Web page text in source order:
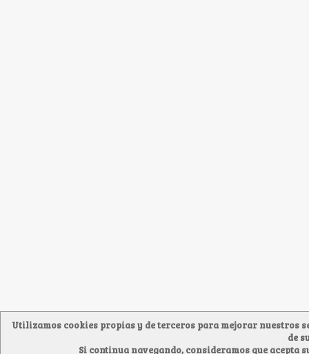
Utilizamos cookies propias y de terceros para mejorar
de
Si continua navegando, consideramos que